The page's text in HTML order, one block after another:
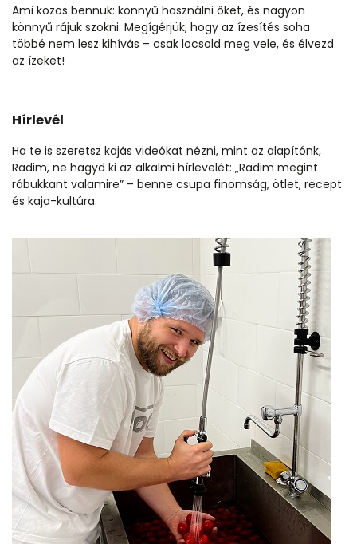
Ami közös bennük: könnyű használni őket, és nagyon
könnyű rájuk szokni. Megígérjük, hogy az ízesítés soha
többé nem lesz kihívás – csak locsold meg vele, és élvezd
az ízeket!
Hírlevél
Ha te is szeretsz kajás videókat nézni, mint az alapítónk,
Radim, ne hagyd ki az alkalmi hírlevelét: „Radim megint
rábukkant valamire” – benne csupa finomság, ötlet, recept
és kaja-kultúra.